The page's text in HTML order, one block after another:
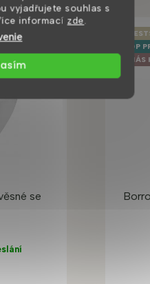
vyjadřujete souhlas s
informací zde.
se
TOP
U